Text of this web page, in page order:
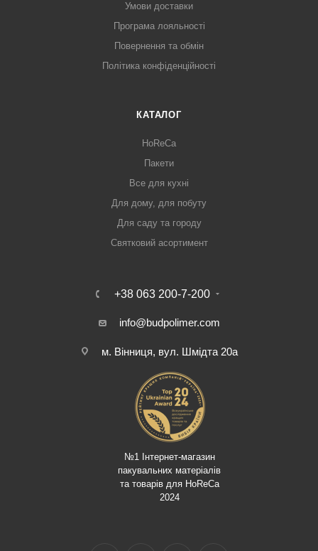
Умови доставки
Програма лояльності
Повернення та обмін
Політика конфіденційності
КАТАЛОГ
HoReCa
Пакети
Все для кухні
Для дому, для побуту
Для саду та городу
Святковий асортимент
+38 063 200-7-200
info@budpolimer.com
м. Вінниця, вул. Шмідта 20а
№1 Інтернет-магазин
пакувальних матеріалів
та товарів для HoReCa
2024